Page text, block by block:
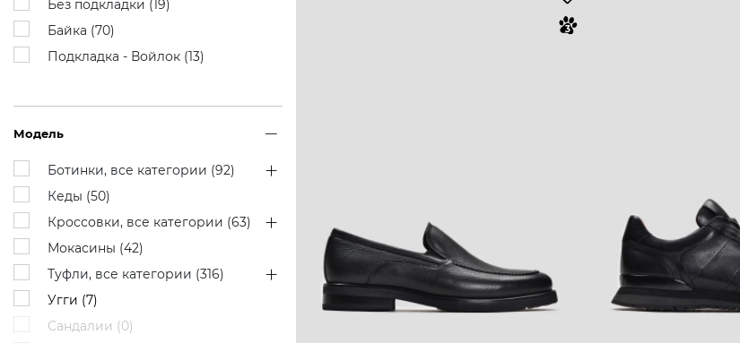
Без подкладки (19)
Байка (70)
Подкладка - Войлок (13)
Модель
Ботинки, все категории (92)
Кеды (50)
Кроссовки, все категории (63)
Мокасины (42)
Туфли, все категории (316)
Угги (7)
Сандалии (0)